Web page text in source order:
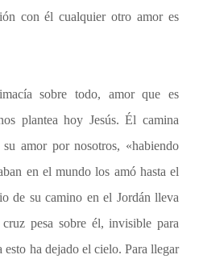
con él cualquier otro amor es
sobre todo, amor que es
plantea hoy Jesús. Él camina
amor por nosotros, «habiendo
en el mundo los amó hasta el
de su camino en el Jordán lleva
pesa sobre él, invisible para
esto ha dejado el cielo. Para llegar